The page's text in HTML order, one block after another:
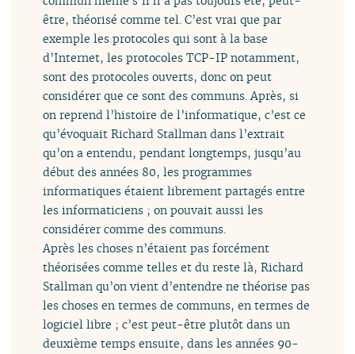
être, théorisé comme tel. C’est vrai que par
exemple les protocoles qui sont à la base
d’Internet, les protocoles TCP-IP notamment,
sont des protocoles ouverts, donc on peut
considérer que ce sont des communs. Après, si
on reprend l’histoire de l’informatique, c’est ce
qu’évoquait Richard Stallman dans l’extrait
qu’on a entendu, pendant longtemps, jusqu’au
début des années 80, les programmes
informatiques étaient librement partagés entre
les informaticiens ; on pouvait aussi les
considérer comme des communs.
Après les choses n’étaient pas forcément
théorisées comme telles et du reste là, Richard
Stallman qu’on vient d’entendre ne théorise pas
les choses en termes de communs, en termes de
logiciel libre ; c’est peut-être plutôt dans un
deuxième temps ensuite, dans les années 90-